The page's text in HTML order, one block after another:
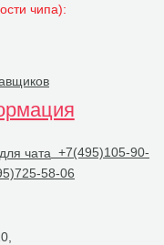
чипа):
+7(495)105-90-
58-06